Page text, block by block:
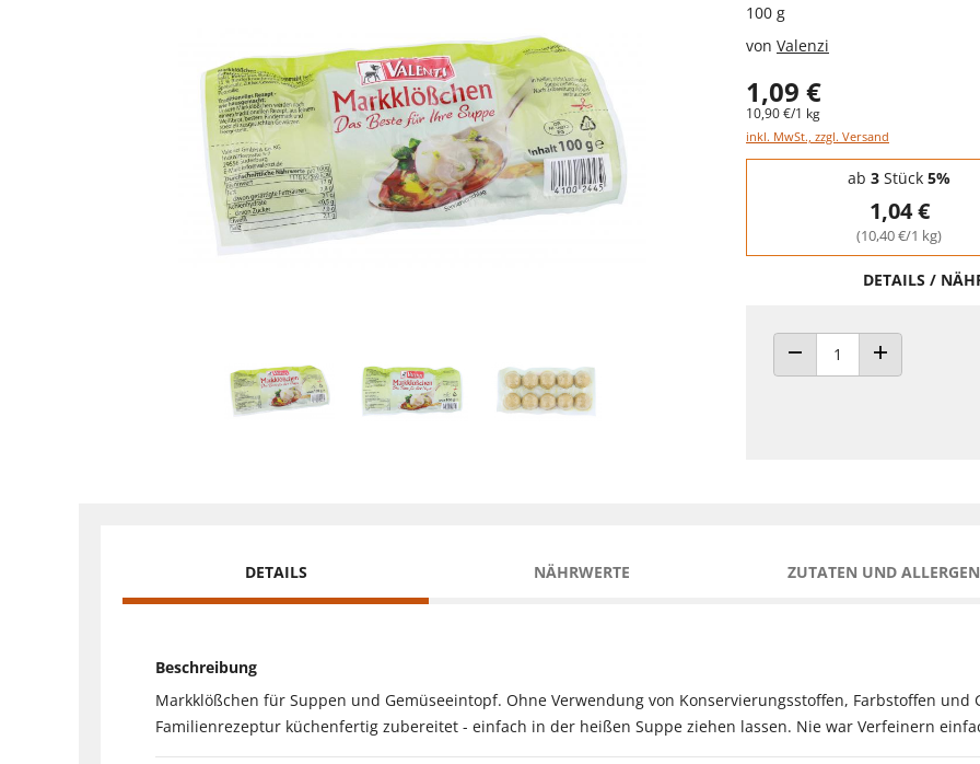
100 g
von Valenzi
1,09 €
10,90 €/1 kg
inkl. MwSt., zzgl. Versand
Staffelpreise - Mengenrabatt
ab 3 Stück 5%
1,04 €
(10,40 €/1 kg)
DETAILS /
ANZAHL VERRINGERN
ANZAHL
DETAILS NÄHRWERTE ZUTATEN UND
Beschreibung
Markklößchen für Suppen und Gemüseeintopf. Ohne Verwendung von Konservierungsstoffen, Farbstoffen und
Familienrezeptur küchenfertig zubereitet - einfach in der heißen Suppe ziehen lassen. Nie war Verfeinern